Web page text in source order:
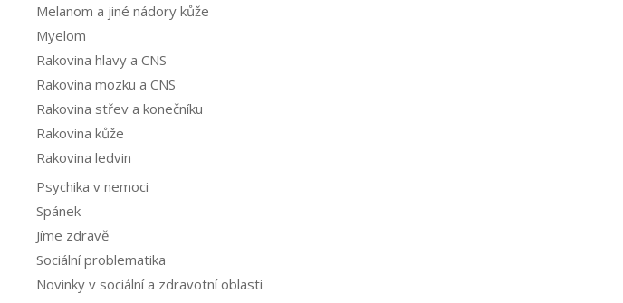
Melanom a jiné nádory kůže
Myelom
Rakovina hlavy a CNS
Rakovina mozku a CNS
Rakovina střev a konečníku
Rakovina kůže
Rakovina ledvin
Psychika v nemoci
Spánek
Jíme zdravě
Sociální problematika
Novinky v sociální a zdravotní oblasti